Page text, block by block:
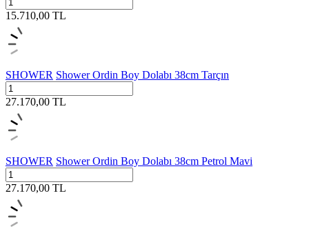
15.710,00 TL
SHOWER Shower Ordin Boy Dolabı 38cm Tarçın
27.170,00 TL
SHOWER Shower Ordin Boy Dolabı 38cm Petrol Mavi
27.170,00 TL